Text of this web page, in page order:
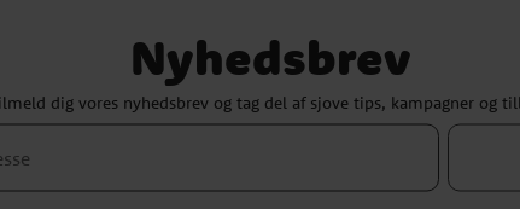
Nyhedsbrev
dig vores nyhedsbrev og tag del af sjove tips, kampagner og